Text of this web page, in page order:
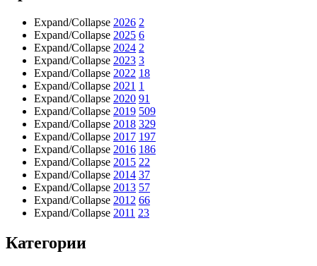
Expand/Collapse 2026 2
Expand/Collapse 2025 6
Expand/Collapse 2024 2
Expand/Collapse 2023 3
Expand/Collapse 2022 18
Expand/Collapse 2021 1
Expand/Collapse 2020 91
Expand/Collapse 2019 509
Expand/Collapse 2018 329
Expand/Collapse 2017 197
Expand/Collapse 2016 186
Expand/Collapse 2015 22
Expand/Collapse 2014 37
Expand/Collapse 2013 57
Expand/Collapse 2012 66
Expand/Collapse 2011 23
Категории